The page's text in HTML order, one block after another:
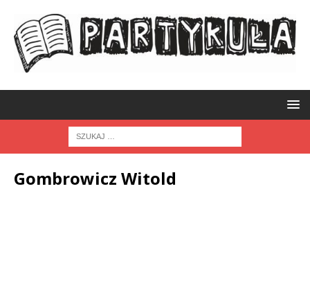
Gombrowicz Witold